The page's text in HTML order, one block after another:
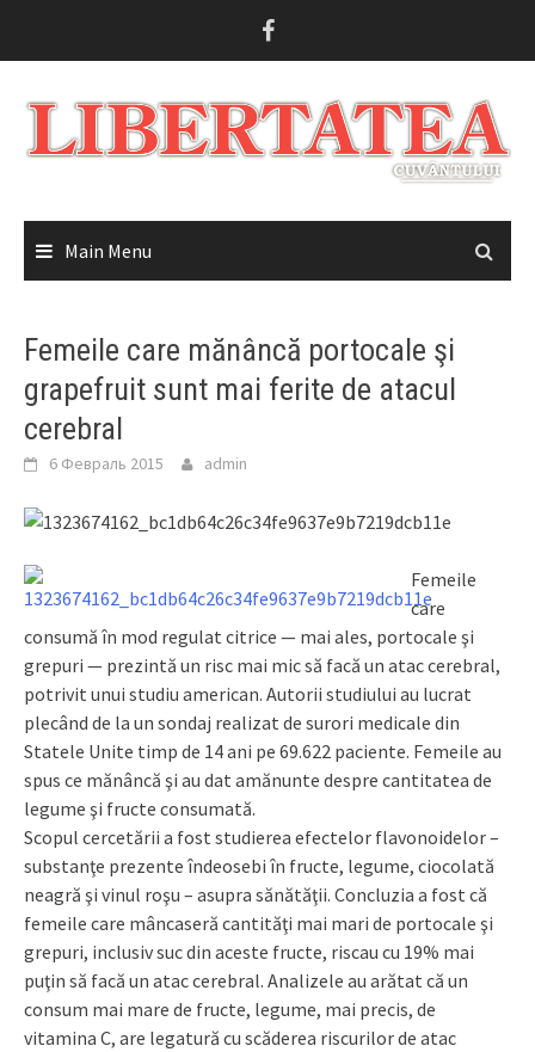
Main Menu
Femeile care mănâncă portocale şi
grapefruit sunt mai ferite de atacul
cerebral
6 Февраль 2015 admin
Femeile
care
consumă în mod regulat citrice — mai ales, portocale şi
grepuri — prezintă un risc mai mic să facă un atac cerebral,
potrivit unui studiu american. Autorii studiului au lucrat
plecând de la un sondaj realizat de surori medicale din
Statele Unite timp de 14 ani pe 69.622 paciente. Femeile au
spus ce mănâncă şi au dat amănunte despre cantitatea de
legume şi fructe consumată.
Scopul cercetării a fost studierea efectelor flavonoidelor –
substanţe prezente îndeosebi în fructe, legume, ciocolată
neagră şi vinul roşu – asupra sănătăţii. Concluzia a fost că
femeile care mâncaseră cantităţi mai mari de portocale şi
grepuri, inclusiv suc din aceste fructe, riscau cu 19% mai
puţin să facă un atac cerebral. Analizele au arătat că un
consum mai mare de fructe, legume, mai precis, de
vitamina C, are legatură cu scăderea riscurilor de atac